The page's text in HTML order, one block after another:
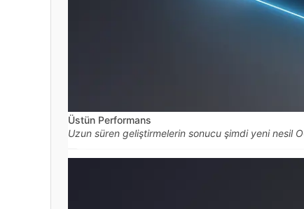
Üstün Performans
Uzun süren geliştirmelerin sonucu şimdi yeni nesil